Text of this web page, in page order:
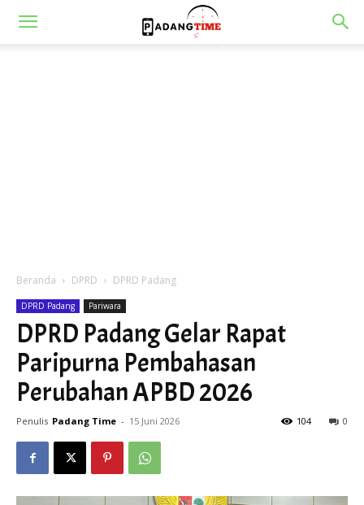
Beranda DPRD DPRD Padang
DPRD Padang Pariwara
DPRD Padang Gelar Rapat
Paripurna Pembahasan
Perubahan APBD 2026
Penulis Padang Time - 15 Juni 2026 0
104